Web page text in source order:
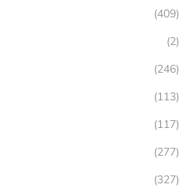
(409)
(2)
(246)
(113)
(117)
(277)
(327)